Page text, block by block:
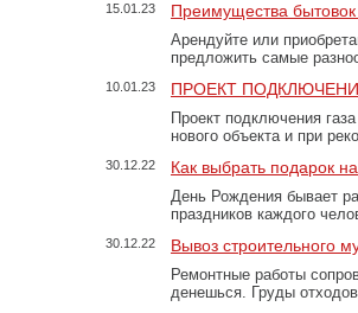
15.01.23 Преимущества
Арендуйте или
предложить самые
10.01.23 ПРОЕКТ
Проект подключения
нового объекта и при
30.12.22 Как выбрать подарок
День Рождения бывает
праздников каждого
30.12.22 Вывоз строительного
Ремонтные работы
денешься. Груды